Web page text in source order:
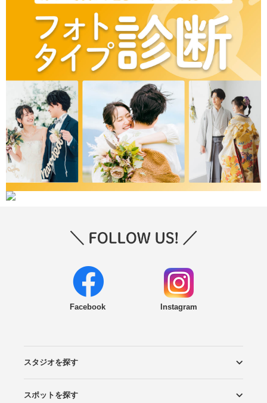
Facebook Instagram
スタジオを探す
エリアから探す
こだわりから探す
NEW PHOTO STYLE
プランから探す
フォトタイプ診断
フォトグラファーから探す
国内リゾートから探す
スポットを探す